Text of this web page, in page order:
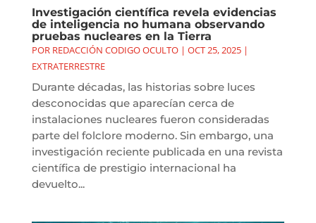
Investigación científica revela evidencias
de inteligencia no humana observando
pruebas nucleares en la Tierra
POR REDACCIÓN CODIGO OCULTO| OCT 25, 2025|
EXTRATERRESTRE
Durante décadas, las historias sobre luces
desconocidas que aparecían cerca de
instalaciones nucleares fueron consideradas
parte del folclore moderno. Sin embargo, una
investigación reciente publicada en una revista
científica de prestigio internacional ha
devuelto...